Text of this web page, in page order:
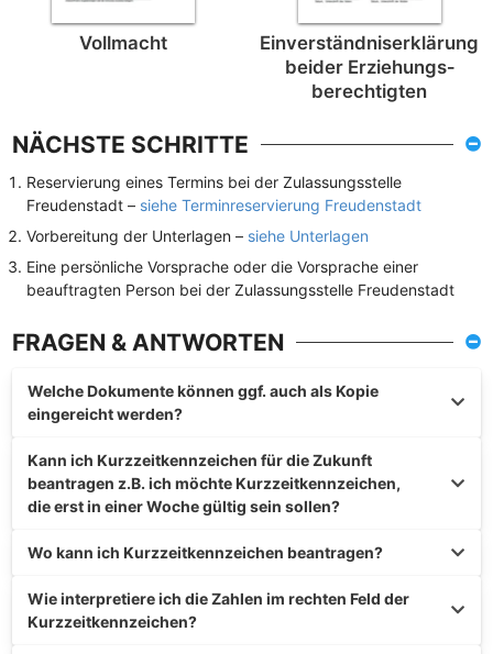
Vollmacht
Einverständnis­erklärung
beider Erziehungs­
berechtigten
NÄCHSTE SCHRITTE
Reservierung eines Termins bei der Zulassungsstelle
Freudenstadt – siehe Terminreservierung Freudenstadt
Vorbereitung der Unterlagen – siehe Unterlagen
Eine persönliche Vorsprache oder die Vorsprache einer
beauftragten Person bei der Zulassungsstelle Freudenstadt
FRAGEN & ANTWORTEN
Welche Dokumente können ggf. auch als Kopie
eingereicht werden?
Kann ich Kurzzeitkennzeichen für die Zukunft
beantragen z.B. ich möchte Kurzzeitkennzeichen,
die erst in einer Woche gültig sein sollen?
Wo kann ich Kurzzeitkennzeichen beantragen?
Wie interpretiere ich die Zahlen im rechten Feld der
Kurzzeitkennzeichen?